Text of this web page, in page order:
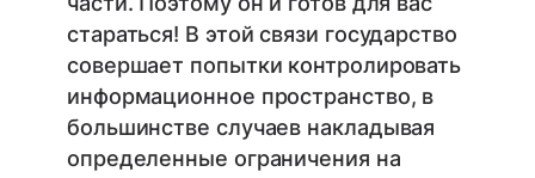
стараться! В этой связи государство
совершает попытки контролировать
информационное пространство, в
большинстве случаев накладывая
определенные ограничения на